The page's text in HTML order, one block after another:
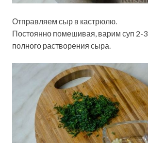
Отправляем сыр в кастрюлю.
Постоянно помешивая, варим суп 2-
полного растворения сыра.